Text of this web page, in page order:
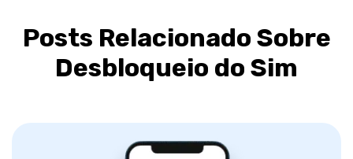
Posts Relacionado Sobre
Desbloqueio do Sim